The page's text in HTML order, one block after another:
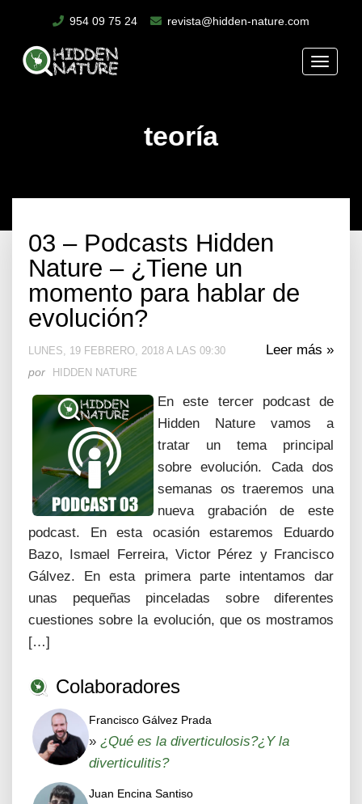
954 09 75 24 revista@hidden-nature.com
Toggle
teoría
03 – Podcasts Hidden
Nature – ¿Tiene un
momento para hablar de
evolución?
Leer más »
LUNES, 19 FEBRERO, 2018 A LAS 09:30
por HIDDEN NATURE
En este tercer podcast de
Hidden Nature vamos a
tratar un tema principal
sobre evolución. Cada dos
semanas os traeremos una
nueva grabación de este
podcast. En esta ocasión estaremos Eduardo
Bazo, Ismael Ferreira, Victor Pérez y Francisco
Gálvez. En esta primera parte intentamos dar
unas pequeñas pinceladas sobre diferentes
cuestiones sobre la evolución, que os mostramos
[…]
Colaboradores
Francisco Gálvez Prada
» ¿Qué es la diverticulosis?¿Y la
diverticulitis?
Juan Encina Santiso